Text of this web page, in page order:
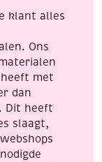
klant alles
Ons
met
dan
Dit heeft
slaagt,